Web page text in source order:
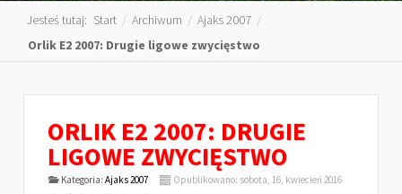
Jesteś tutaj: Start / Archiwum / Ajaks 2007 /
Orlik E2 2007: Drugie ligowe zwycięstwo
ORLIK E2 2007: DRUGIE
LIGOWE ZWYCIĘSTWO
Kategoria: Ajaks 2007
Opublikowano: sobota, 16, kwiecień 2016